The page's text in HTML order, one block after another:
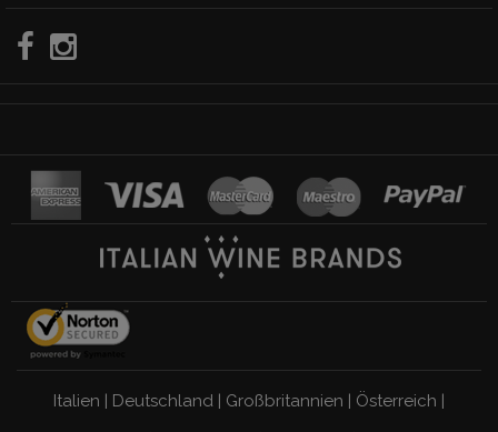
Italien Deutschland Großbritannien Österreich